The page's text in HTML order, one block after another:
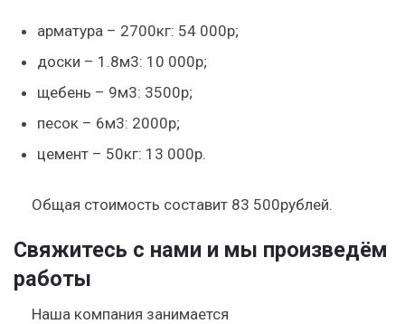
арматура – 2700кг: 54 000р;
доски – 1.8м3: 10 000р;
щебень – 9м3: 3500р;
песок – 6м3: 2000р;
цемент – 50кг: 13 000р.
Общая стоимость составит 83 500рублей.
Свяжитесь с нами и мы произведём
работы
Наша компания занимается